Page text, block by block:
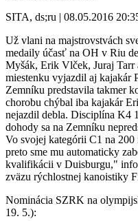
SITA, ds;ru | 08.05.2016
Už vlani na majstrovstvách
medaily účasť na OH v Riu
Myšák, Erik Vlček, Juraj
miestenku vyjazdil aj kajakár
Zemníku predstavila takmer
chorobu chýbal iba kajakár
nejazdil debla. Disciplína K4
dohody sa na Zemníku
Vo svojej kategórii C1 na
preto sme mu automaticky
kvalifikácii v Duisburgu,"
zväzu rýchlostnej kanoistiky
Nominácia SZRK na
19. 5.):